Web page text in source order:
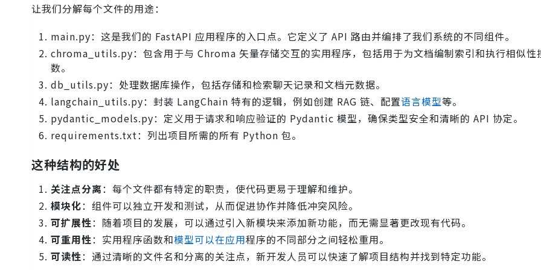
让我们分解每个文件的用途：
main.py：这是我们的 FastAPI 应用程序的入口点。它定义了 API 路由并编排了我们系统的不同组件。
chroma_utils.py：包含用于与 Chroma 矢量存储交互的实用程序，包括用于为文档编制索引和执行相似性
数。
db_utils.py：处理数据库操作，包括存储和检索聊天记录和文档元数据。
langchain_utils.py：封装 LangChain 特有的逻辑，例如创建 RAG 链、配置语言模型等。
pydantic_models.py：定义用于请求和响应验证的 Pydantic 模型，确保类型安全和清晰的 API 协定。
requirements.txt：列出项目所需的所有 Python 包。
这种结构的好处
关注点分离：每个文件都有特定的职责，使代码更易于理解和维护。
模块化：组件可以独立开发和测试，从而促进协作并降低冲突风险。
可扩展性：随着项目的发展，可以通过引入新模块来添加新功能，而无需显著更改现有代码。
可重用性：实用程序函数和模型可以在应用程序的不同部分之间轻松重用。
可读性：通过清晰的文件名和分离的关注点，新开发人员可以快速了解项目结构并找到特定功能。